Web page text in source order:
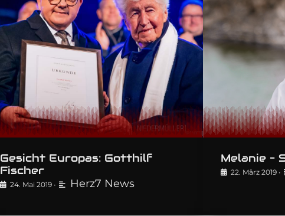
Gesicht Europas: Gotthilf
Fischer
24. Mai 2019 • Herz7 News
Melanie –
22. März 2019 •